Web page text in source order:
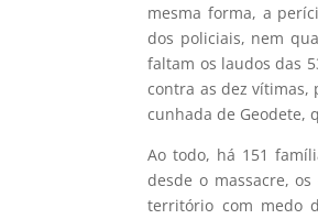
mesma forma, a
dos policiais, nem
faltam os laudos das
contra as dez vítimas,
cunhada de Geodete,
Ao todo, há 151
desde o massacre,
território com medo